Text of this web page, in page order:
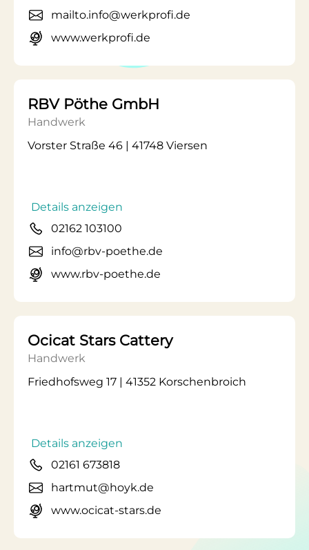
mailto.info@werkprofi.de
www.werkprofi.de
RBV Pöthe GmbH
Handwerk
Vorster Straße 46 | 41748 Viersen
Details anzeigen
02162 103100
info@rbv-poethe.de
www.rbv-poethe.de
Ocicat Stars Cattery
Handwerk
Friedhofsweg 17 | 41352 Korschenbroich
Details anzeigen
02161 673818
hartmut@hoyk.de
www.ocicat-stars.de